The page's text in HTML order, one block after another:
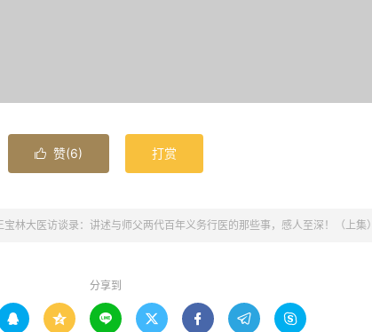
 赞(6) 打赏
宝林大医访谈录：讲述与师父两代百年义务行医的那些事，感人至深！（上集）
分享到
      